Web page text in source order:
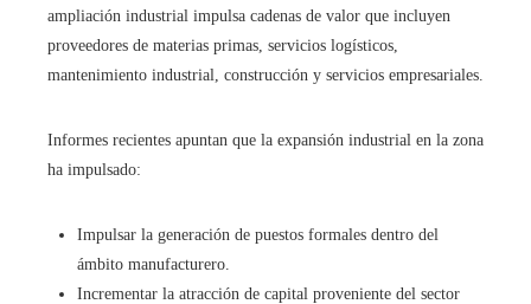
ampliación industrial impulsa cadenas de valor que incluyen
proveedores de materias primas, servicios logísticos,
mantenimiento industrial, construcción y servicios empresariales.
Informes recientes apuntan que la expansión industrial en la zona
ha impulsado:
Impulsar la generación de puestos formales dentro del
ámbito manufacturero.
Incrementar la atracción de capital proveniente del sector